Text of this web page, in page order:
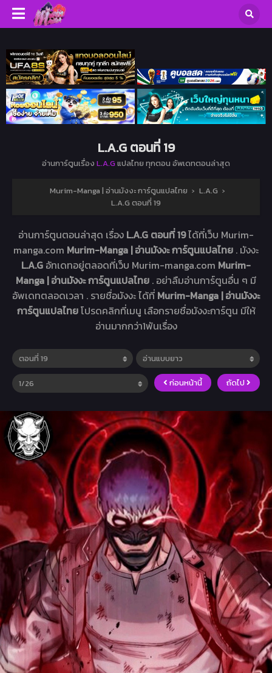
L.A.G ตอนที่ 19
อ่านการ์ตูนเรื่อง L.A.G แปลไทย ทุกตอน อัพเดทตอนล่าสุด
Murim-Manga | อ่านมังงะ การ์ตูนแปลไทย › L.A.G ›
L.A.G ตอนที่ 19
อ่านการ์ตูนตอนล่าสุด เรื่อง L.A.G ตอนที่ 19ได้ที่เว็บ Murim-
manga.com Murim-Manga | อ่านมังงะ การ์ตูนแปลไทย . มังงะ
L.A.G อัทเดทอยู่ตลอดที่เว็บ Murim-manga.com Murim-
Manga | อ่านมังงะ การ์ตูนแปลไทย . อย่าลืมอ่านการ์ตูนอื่น ๆ มี
อัพเดทตลอดเวลา . รายชื่อมังงะ ได้ที่ Murim-Manga | อ่านมังงะ
การ์ตูนแปลไทยโปรดคลิกที่เมนู เลือกรายชื่อมังงะการ์ตูน มีให้
อ่านมากกว่า1พันเรื่อง
ก่อนหน้านี้ ถัดไป